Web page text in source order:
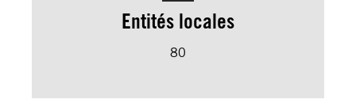
Entités locales
80